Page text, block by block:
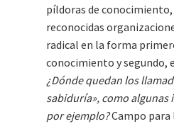
píldoras de
reconocidas
radical en la forma
conocimiento y segundo,
¿Dónde quedan los
sabiduría», como
por ejemplo?Campo para